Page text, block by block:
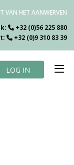
VAN HET AANWERVEN
+32 (0)56 225 880
+32 (0)9 310 83 39
LOG IN